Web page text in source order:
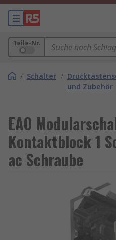
Teile-Nr.
/ Schalter /
und Zubehör
EAO
Kontaktblock 1
ac Schraube